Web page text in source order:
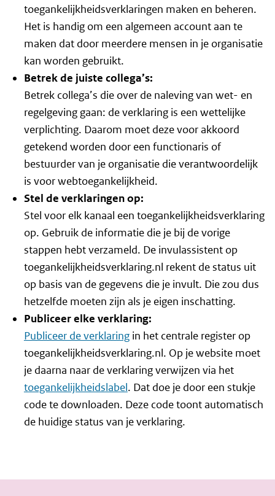
toegankelijkheidsverklaringen maken en beheren.
Het is handig om een algemeen account aan te
maken dat door meerdere mensen in je organisatie
kan worden gebruikt.
Betrek de juiste collega’s:
Betrek collega’s die over de naleving van wet- en
regelgeving gaan: de verklaring is een wettelijke
verplichting. Daarom moet deze voor akkoord
getekend worden door een functionaris of
bestuurder van je organisatie die verantwoordelijk
is voor webtoegankelijkheid.
Stel de verklaringen op:
Stel voor elk kanaal een toegankelijkheidsverklaring
op. Gebruik de informatie die je bij de vorige
stappen hebt verzameld. De invulassistent op
toegankelijkheidsverklaring.nl rekent de status uit
op basis van de gegevens die je invult. Die zou dus
hetzelfde moeten zijn als je eigen inschatting.
Publiceer elke verklaring:
Publiceer de verklaringin het centrale register op
toegankelijkheidsverklaring.nl. Op je website moet
je daarna naar de verklaring verwijzen via het
toegankelijkheidslabel. Dat doe je door een stukje
code te downloaden. Deze code toont automatisch
de huidige status van je verklaring.